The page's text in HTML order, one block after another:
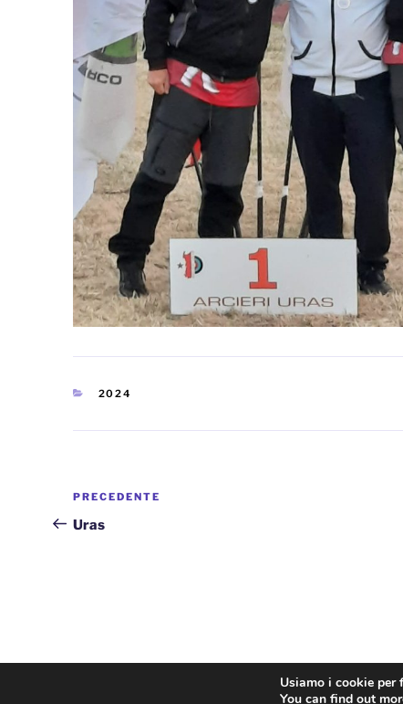
CATEGORIE
2024
Navigazione
articoli
Articolo
precedente:
PRECEDENTE
Uras
Usiamo i cookie
You can find out